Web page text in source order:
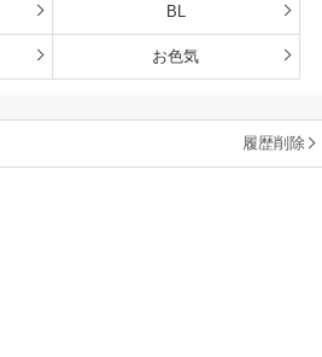
BL
お色気
履歴削除